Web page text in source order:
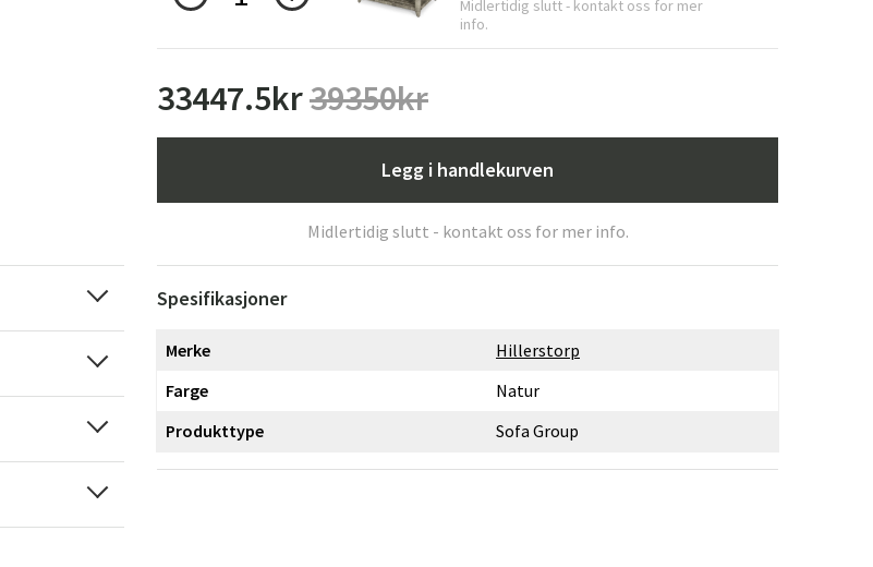
Sverige
Midlertidig slutt - kontakt oss for mer
info.
33447.5kr39350kr
Legg i handlekurven
Midlertidig slutt - kontakt oss for mer info.
Spesifikasjoner
Merke
Hillerstorp
Farge
Natur
Produkttype
Sofa Group